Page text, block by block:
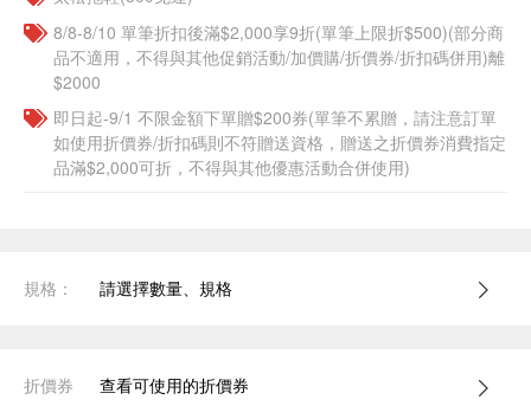
8/8-8/10 單筆折扣後滿$2,000享9折(單筆上限折$500)(部分商
品不適用，不得與其他促銷活動/加價購/折價券/折扣碼併用)離
$2000
即日起-9/1 不限金額下單贈$200券(單筆不累贈，請注意訂單
如使用折價券/折扣碼則不符贈送資格，贈送之折價券消費指定
品滿$2,000可折，不得與其他優惠活動合併使用)
規格： 請選擇數量、規格
折價券 查看可使用的折價券